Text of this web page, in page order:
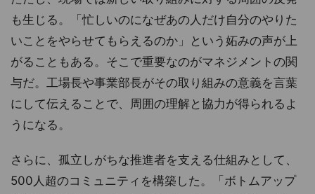
も生じる。「忙しいのになぜあの人だけ自分のやりた
いことをやらせてもらえるのか」という妬みの声が上
がることもある。そこで重要なのがマネジメントの関
与だ。工場長や事業部長がその取り組みの意義を言葉
にして伝えることで、周囲の理解と協力が得られるよ
うになる。
さらに、孤立しがちな推進者を支える仕組みとして、
500人超のコミュニティを構築した。「ボトムアップ